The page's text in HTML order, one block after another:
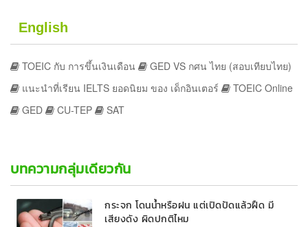
English
TOEIC กับ การขึ้นเงินเดือน
GED VS กศน ไทย (สอบเทียบไทย)
แนะนำที่เรียน IELTS ยอดนิยม ของ เด็กอินเตอร์
TOEIC Online
GED
CU-TEP SAT
บทความกลุ่มเดียวกัน
กระจก โดนน้ำหรือฝน แต่เปิดปัดแล้วฝืด มี
เสียงดัง ผิดปกติไหม